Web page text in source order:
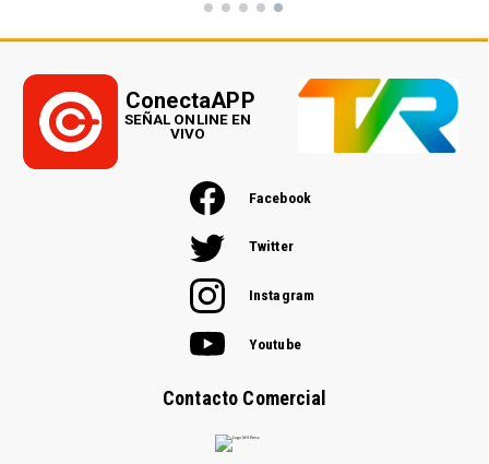
Facebook
Twitter
Instagram
Youtube
Contacto Comercial
ConectaAPP
SEÑAL ONLINE EN
VIVO